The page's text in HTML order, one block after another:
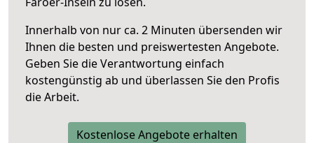
Innerhalb von nur ca. 2 Minuten übersenden wir
Ihnen die besten und preiswertesten Angebote.
Geben Sie die Verantwortung einfach
kostengünstig ab und überlassen Sie den Profis
die Arbeit.
Kostenlose Angebote erhalten